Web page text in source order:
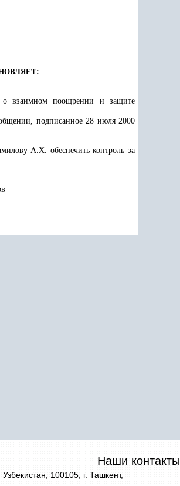
:
о взаимном поощрении и защите
подписанное 28 июля 2000
А.Х. обеспечить контроль за
Наши контакты
100105, г. Ташкент,